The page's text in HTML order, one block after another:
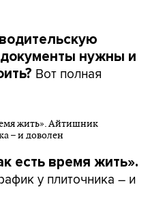
нужны и
Вот полная
есть время жить».
у плиточника – и